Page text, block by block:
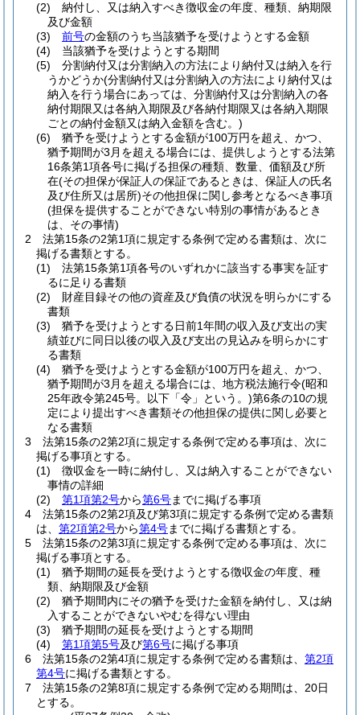
(2)
納付し、又は納入すべき徴収金の年度、種類、納期限
及び金額
(3)
前号の金額のうち当該猶予を受けようとする金額
(4)
当該猶予を受けようとする期間
(5)
分割納付又は分割納入の方法により納付又は納入を行
うかどうか(分割納付又は分割納入の方法により納付又は
納入を行う場合にあっては、分割納付又は分割納入の各
納付期限又は各納入期限及び各納付期限又は各納入期限
ごとの納付金額又は納入金額を含む。)
(6)
猶予を受けようとする金額が100万円を超え、かつ、
猶予期間が3月を超える場合には、提供しようとする法第
16条第1項各号に掲げる担保の種類、数量、価額及び所
在(その担保が保証人の保証であるときは、保証人の氏名
及び住所又は居所)その他担保に関し参考となるべき事項
(担保を提供することができない特別の事情があるとき
は、その事情)
2
法第15条の2第1項に規定する条例で定める書類は、次に
掲げる書類とする。
(1)
法第15条第1項各号のいずれかに該当する事実を証す
るに足りる書類
(2)
財産目録その他の資産及び負債の状況を明らかにする
書類
(3)
猶予を受けようとする日前1年間の収入及び支出の実
績並びに同日以後の収入及び支出の見込みを明らかにす
る書類
(4)
猶予を受けようとする金額が100万円を超え、かつ、
猶予期間が3月を超える場合には、地方税法施行令(昭和
25年政令第245号。以下「令」という。)第6条の10の規
定により提出すべき書類その他担保の提供に関し必要と
なる書類
3
法第15条の2第2項に規定する条例で定める事項は、次に
掲げる事項とする。
(1)
徴収金を一時に納付し、又は納入することができない
事情の詳細
(2)
第1項第2号から第6号までに掲げる事項
4
法第15条の2第2項及び第3項に規定する条例で定める書類
は、 第2項第2号から第4号までに掲げる書類とする。
5
法第15条の2第3項に規定する条例で定める事項は、次に
掲げる事項とする。
(1)
猶予期間の延長を受けようとする徴収金の年度、種
類、納期限及び金額
(2)
猶予期間内にその猶予を受けた金額を納付し、又は納
入することができないやむを得ない理由
(3)
猶予期間の延長を受けようとする期間
(4)
第1項第5号及び第6号に掲げる事項
6
法第15条の2第4項に規定する条例で定める書類は、 第2項
第4号に掲げる書類とする。
7
法第15条の2第8項に規定する条例で定める期間は、20日
とする。